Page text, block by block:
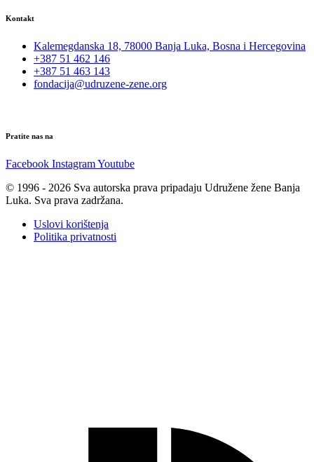
Kontakt
Kalemegdanska 18, 78000 Banja Luka, Bosna i Hercegovina
+387 51 462 146
+387 51 463 143
fondacija@udruzene-zene.org
Pratite nas na
Facebook InstagramYoutube
© 1996 - 2026 Sva autorska prava pripadaju Udružene žene Banja
Luka. Sva prava zadržana.
Uslovi korištenja
Politika privatnosti